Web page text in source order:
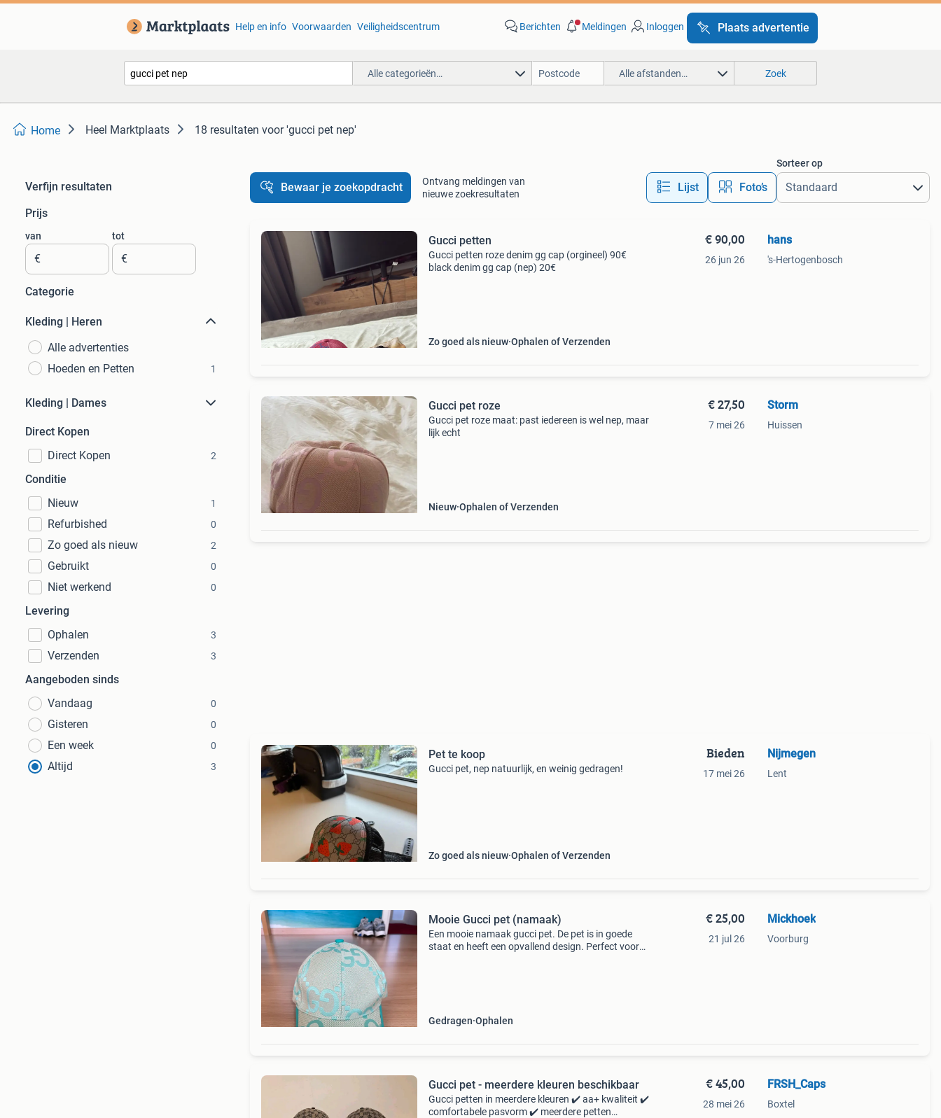
Help en info Voorwaarden Veiligheidscentrum Berichten Meldingen Inloggen Plaats advertentie
Alle categorieën… Alle afstanden… Zoek
Home Heel Marktplaats 18 resultaten voor 'gucci pet nep'
Verfijn resultaten
Prijs
van
€
tot
€
Categorie
Kleding | Heren
Alle advertenties
Hoeden en Petten
1
Kleding | Dames
Direct Kopen
Direct Kopen
2
Conditie
Nieuw
1
Refurbished 0
Zo goed als nieuw 2
Gebruikt 0
Niet werkend 0
Levering
Ophalen
3
Verzenden 3
Aangeboden sinds
Vandaag
0
Gisteren 0
Een week 0
Altijd 3
Bewaar je zoekopdracht
Ontvang meldingen van
nieuwe zoekresultaten
Lijst Foto’s
Sorteer op
Gucci petten
Gucci petten roze denim gg cap (orgineel) 90€
black denim gg cap (nep) 20€
Zo goed als nieuw Ophalen of Verzenden
€ 90,00
26 jun 26
hans
's-Hertogenbosch
Gucci pet roze
Gucci pet roze maat: past iedereen is wel nep, maar
lijk echt
Nieuw Ophalen of Verzenden
€ 27,50
7 mei 26
Storm
Huissen
Pet te koop
Gucci pet, nep natuurlijk, en weinig gedragen!
Zo goed als nieuw Ophalen of Verzenden
Bieden
17 mei 26
Nijmegen
Lent
Mooie Gucci pet (namaak)
Een mooie namaak gucci pet. De pet is in goede
staat en heeft een opvallend design. Perfect voor
Gedragen Ophalen
€ 25,00
21 jul 26
Mickhoek
Voorburg
Gucci pet - meerdere kleuren beschikbaar
Gucci petten in meerdere kleuren ✔️ aa+ kwaliteit ✔️
comfortabele pasvorm ✔️ meerdere petten
€ 45,00
28 mei 26
FRSH_Caps
Boxtel